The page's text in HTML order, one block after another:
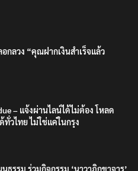
อกลวง “คุณฝากเงินสำเร็จแล้ว
– แจ้งผ่านไลน์ได้ไม่ต้อง โหลด
ทั่วไทย ไม่ใช่แค่ในกรุง